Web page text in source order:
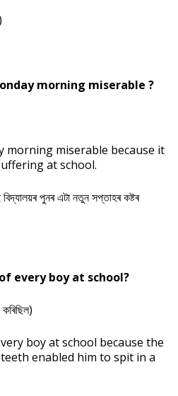
morning miserable ?
morning miserable because it
at school.
পুনৰ এটা নতুন সপ্তাহৰ কষ্টৰ
every boy at school?
boy at school because the
enabled him to spit in a